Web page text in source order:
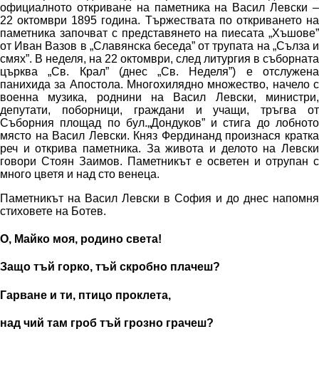
официалното откриване на паметника на Васил Левски –
22 октомври 1895 година. Тържествата по откриването на
паметника започват с представянето на пиесата „Хъшове”
от Иван Вазов в „Славянска беседа” от трупата на „Сълза и
смях”. В неделя, на 22 октомври, след литургия в съборната
църква „Св. Крал” (днес „Св. Неделя”) е отслужена
панихида за Апостола. Многохилядно множество, начело с
военна музика, роднини на Васил Левски, министри,
депутати, поборници, граждани и учащи, тръгва от
Съборния площад по бул.„Дондуков” и стига до лобното
място на Васил Левски. Княз Фердинанд произнася кратка
реч и открива паметника. За живота и делото на Левски
говори Стоян Заимов. Паметникът е осветен и отрупан с
много цветя и над сто венеца.
Паметникът на Васил Левски в София и до днес напомня
стиховете на Ботев.
О, Майко моя, родино света!
Защо тъй горко, тъй скробно плачеш?
Гарване и ти, птицо проклета,
над чий там гроб тъй грозно грачеш?